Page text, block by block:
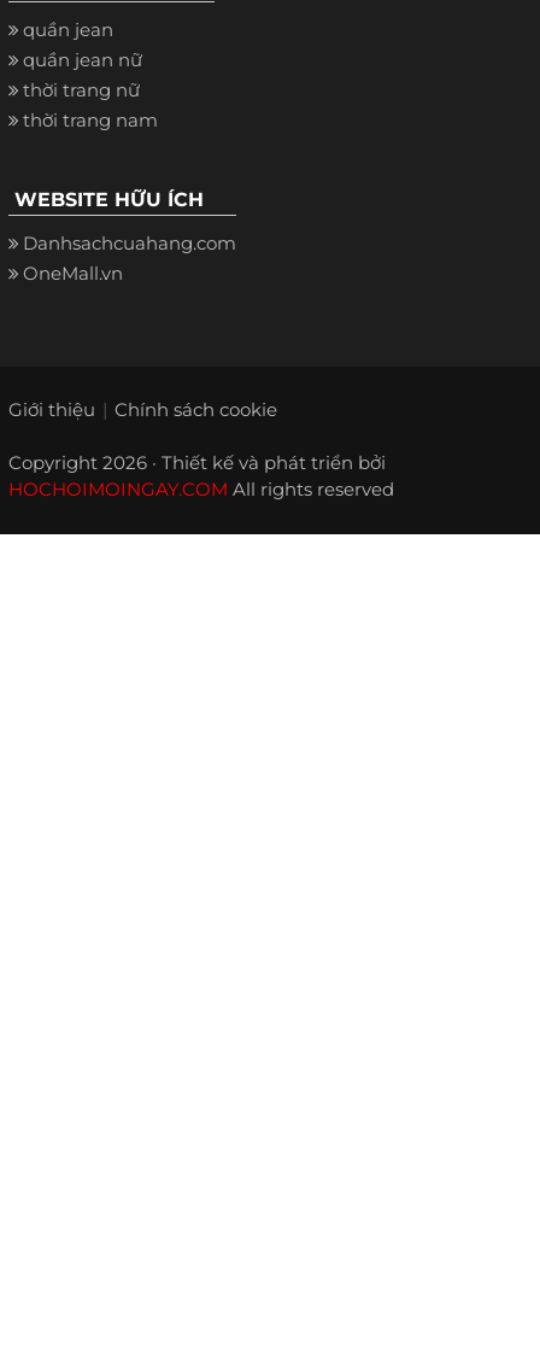
quần jean
quần jean nữ
thời trang nữ
thời trang nam
WEBSITE HỮU ÍCH
Danhsachcuahang.com
OneMall.vn
Giới thiệu Chính sách cookie
Copyright 2026 · Thiết kế và phát triển bởi
HOCHOIMOINGAY.COM All rights reserved